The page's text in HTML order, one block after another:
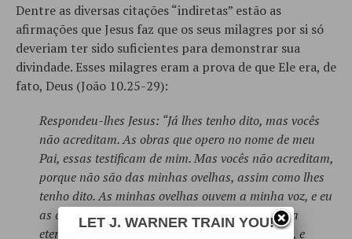
Dentre as diversas citações “indiretas” estão as
afirmações que Jesus faz que os seus milagres por si só
deveriam ter sido suficientes para demonstrar sua
divindade. Esses milagres eram a prova de que Ele era, de
fato, Deus (João 10.25-29):
Respondeu-lhes Jesus: “Já lhes tenho dito, mas vocês
não acreditam. As obras que opero no nome de meu
Pai, essas testificam de mim. Mas vocês não acreditam,
porque não são das minhas ovelhas, assim como lhes
tenho dito. As minhas ovelhas ouvem a minha voz, e eu
as conheço, e elas me seguem. E eu lhes dou vida
eterna, e de modo nenhum perecerão pelas eras, e
LET J. WARNER TRAIN YOU!